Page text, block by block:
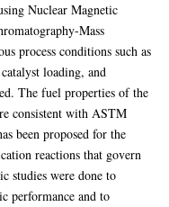
Nuclear Magnetic
Mass
process conditions such as
loading, and
The fuel properties of the
consistent with ASTM
been proposed for the
reactions that govern
studies were done to
performance and to